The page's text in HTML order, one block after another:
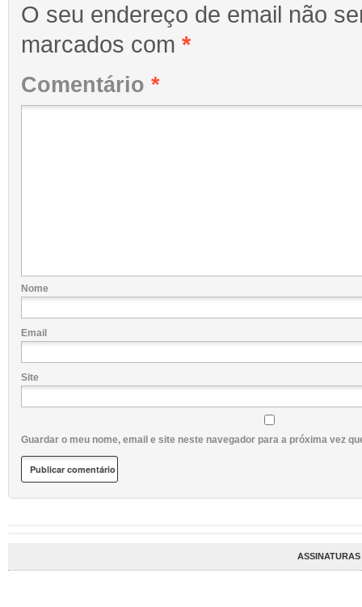
O seu endereço de email não
marcados com *
Comentário *
Nome
Email
Site
Guardar o meu nome, email e site neste navegador para a próxima vez
ASSINATURAS